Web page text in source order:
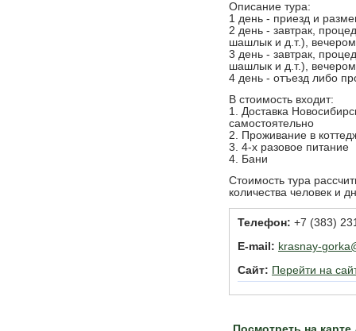
Описание тура:
1 день - приезд и
2 день - завтрак,
шашлык и д.т.),
3 день - завтрак,
шашлык и д.т.),
4 день - отъезд либо
В стоимость входит:
1. Доставка
самостоятельно
2. Проживание в
3. 4-х разовое питание
4. Бани
Стоимость тура
количества человек и
Телефон: +7 (383)
E-mail: krasnay-
Сайт: Перейти на